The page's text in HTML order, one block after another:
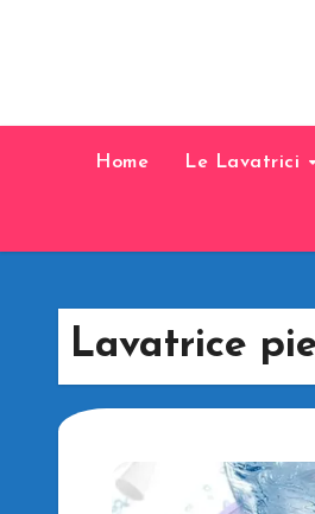
Home Le Lavatrici
Lavatrice